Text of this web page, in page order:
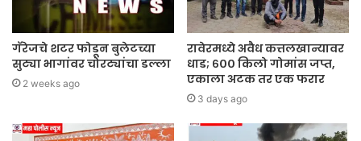
गॅरेजचे शटर फोडून बुलेटच्या
सुट्या भागांवर चोरट्यांचा डल्ला
2 weeks ago
रावेरमध्ये अवैध कत्तलखान्यावर
धाड; ६०० किलो गोमांस जप्त,
एकाला अटक तर एक फरार
3 days ago